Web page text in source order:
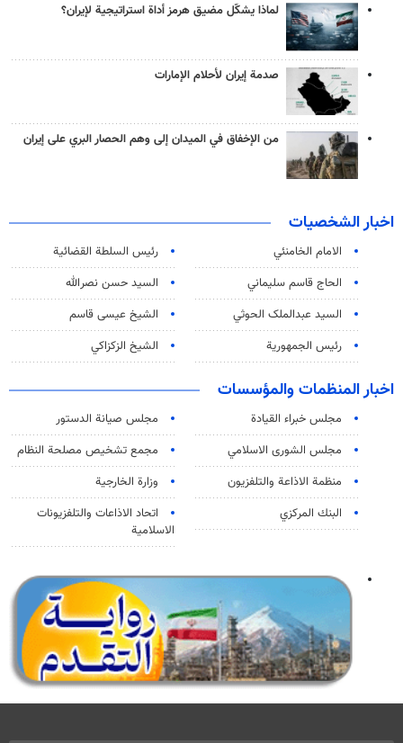
لماذا يشكّل مضيق هرمز أداة استراتيجية لإيران؟
صدمة إيران لأحلام الإمارات
من الإخفاق في الميدان إلى وهم الحصار البري على إيران
اخبار الشخصيات
الامام الخامنئي
رئیس السلطة القضائیة
الحاج قاسم سليماني
السيد حسن نصرالله
السید عبدالملک الحوثي
الشيخ عيسى قاسم
رئيس الجمهورية
الشيخ الزكزاكي
اخبار المنظمات والمؤسسات
مجلس خبراء القيادة
مجلس صيانة الدستور
مجلس الشورى الاسلامي
مجمع تشخيص مصلحة النظام
منظمة الاذاعة والتلفزیون
وزارة الخارجية
البنك المركزي
اتحاد الاذاعات والتلفزيونات
الاسلامية